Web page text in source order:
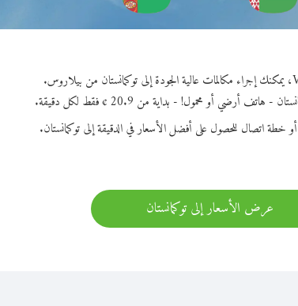
أرضي أو محمول! - بداية من 20.9 ¢ فقط لكل دقيقة.
خطة اتصال للحصول على أفضل الأسعار في الدقيقة إلى توكمانستان.
عرض الأسعار إلى توكمانستان